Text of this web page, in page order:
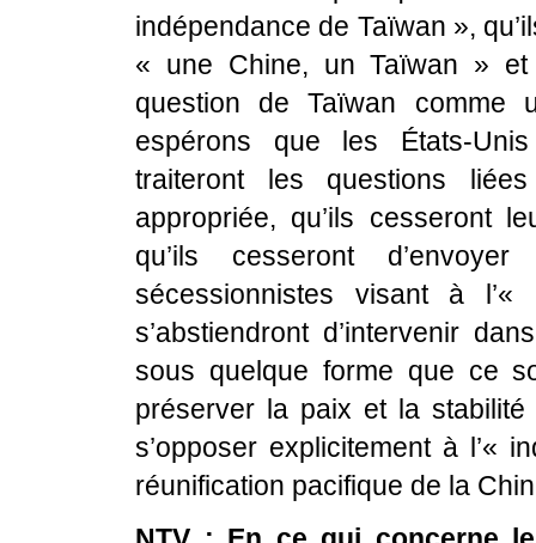
indépendance de Taïwan »,
« une Chine, un Taïwan »
question de Taïwan comme
espérons que les États-
traiteront les questions
appropriée, qu’ils cesseront
qu’ils cesseront
sécessionnistes visant à
s’abstiendront d’intervenir
sous quelque forme que ce
préserver la paix et la
s’opposer explicitement à l’«
réunification pacifique de la